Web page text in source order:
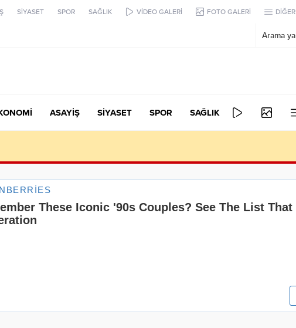
SİYASET SPOR SAĞLIK VİDEO GALERİ FOTO GALERİ DİĞER
ASAYİŞ SİYASET SPOR SAĞLIK
2 ölü, 1 ağır yaralı